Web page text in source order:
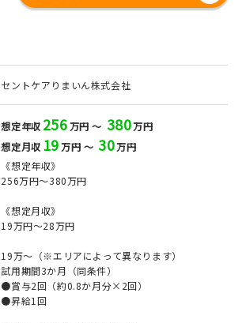
セントケアりまいん株式会社
想定年収 256万円 ～ 380万円
想定月収 19万円 ～ 30万円
《想定年収》
256万円～380万円
《想定月収》
19万円～28万円
19万～（※エリアによって異なります）
試用期間3か月（同条件）
●賞与2回（約0.8か月分×2回）
●昇給1回